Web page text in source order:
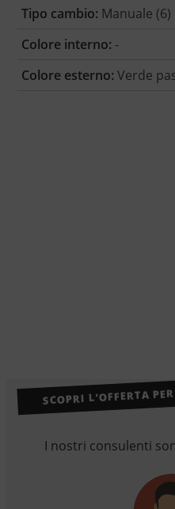
Tipo cambio: Manuale (6)
Colore interno: -
Colore esterno: Verde
SCOPRI L’OFFERTA
I nostri consulenti